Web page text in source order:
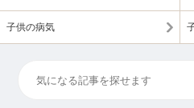
子供の病気